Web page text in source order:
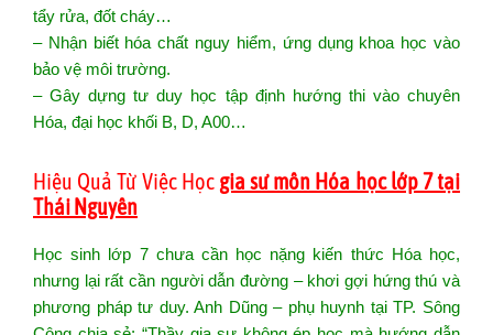
tẩy rửa, đốt cháy…
– Nhận biết hóa chất nguy hiểm, ứng dụng khoa học vào
bảo vệ môi trường.
– Gây dựng tư duy học tập định hướng thi vào chuyên
Hóa, đại học khối B, D, A00…
Hiệu Quả Từ Việc Học gia sư môn Hóa học lớp 7 tại
Thái Nguyên
Học sinh lớp 7 chưa cần học nặng kiến thức Hóa học,
nhưng lại rất cần người dẫn đường – khơi gợi hứng thú và
phương pháp tư duy. Anh Dũng – phụ huynh tại TP. Sông